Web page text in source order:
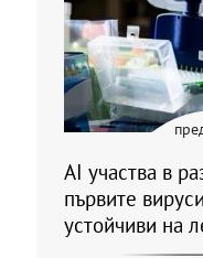
AI участва в
първите
устойчиви на